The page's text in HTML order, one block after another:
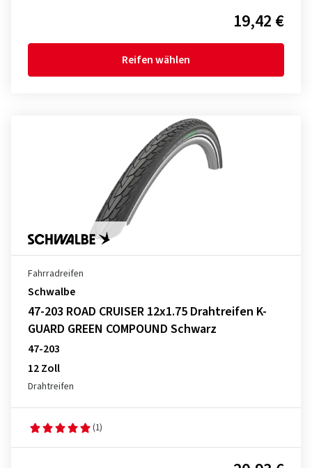
19,42 €
Reifen wählen
Fahrradreifen
Schwalbe
47-203 ROAD CRUISER 12x1.75 Drahtreifen K-
GUARD GREEN COMPOUND Schwarz
47-203
12 Zoll
Drahtreifen
(1)